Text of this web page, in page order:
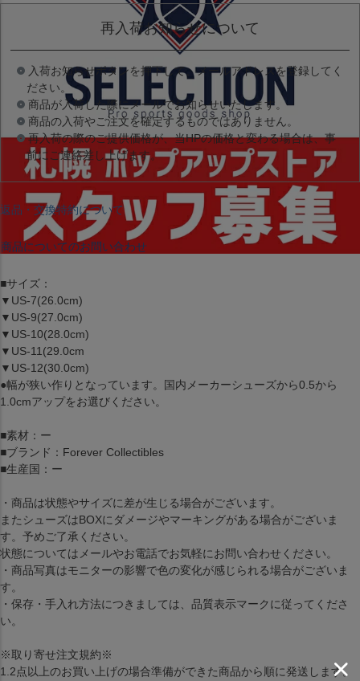
再入荷お知らせについて
入荷お知らせボタンを押下して、メールアドレスを登録してく
ださい。
商品が入荷した際にメールでお知らせいたします。
商品の入荷やご注文を確定するものではありません。
再入荷の際のご提供価格が、当HPの価格と変わる場合は、事
前にご連絡差し上げます。
返品・交換特約について
商品についてのお問い合わせ
■サイズ：
▼US-7(26.0cm)
▼US-9(27.0cm)
▼US-10(28.0cm)
▼US-11(29.0cm
▼US-12(30.0cm)
●幅が狭い作りとなっています。国内メーカーシューズから0.5から
1.0cmアップをお選びください。
■素材：ー
■ブランド：Forever Collectibles
■生産国：ー
・商品は状態やサイズに差が生じる場合がございます。
またシューズはBOXにダメージやマーキングがある場合がございま
す。予めご了承ください。
状態についてはメールやお電話でお気軽にお問い合わせください。
・商品写真はモニターの影響で色の変化が感じられる場合がございま
す。
・保存・手入れ方法につきましては、品質表示マークに従ってくださ
い。
※取り寄せ注文規約※
1.2点以上のお買い上げの場合準備ができた商品から順に発送します。